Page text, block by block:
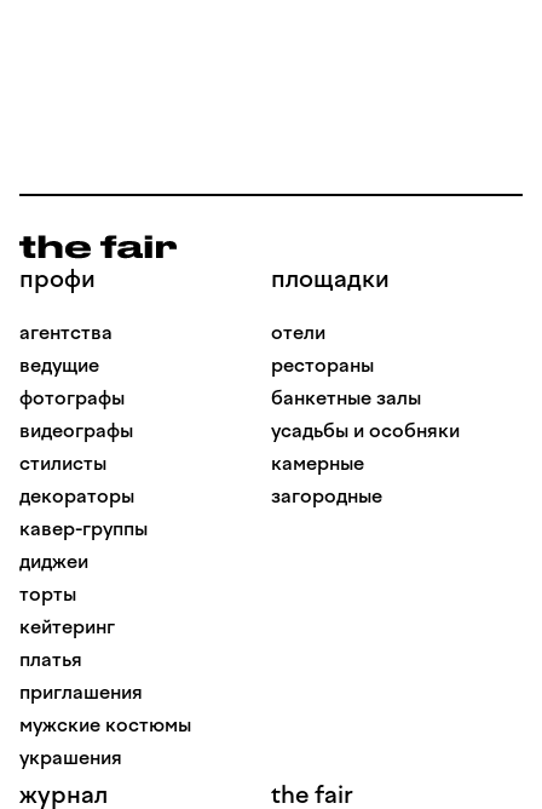
профи
агентства
ведущие
фотографы
видеографы
стилисты
декораторы
кавер-группы
диджеи
торты
кейтеринг
платья
приглашения
мужские костюмы
украшения
площадки
отели
рестораны
банкетные залы
усадьбы и особняки
камерные
загородные
журнал the fair